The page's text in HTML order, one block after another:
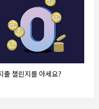
출 챌린지를 아세요?